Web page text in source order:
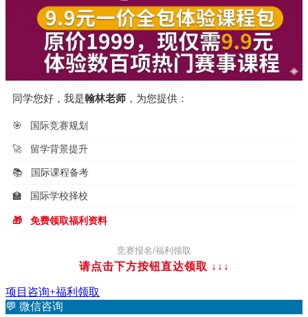
同学您好，我是翰林老师 ，为您提供：
🎯 国际竞赛规划
🚀 留学背景提升
📚 国际课程备考
🏫 国际学校择校
🎁 免费领取福利资料
竞赛报名/福利领取
请点击下方按钮直达领取 ↓↓↓
项目咨询+福利领取
💬 微信咨询